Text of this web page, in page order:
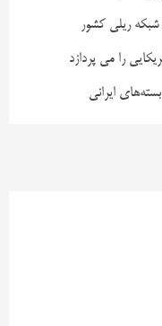
ریلی کشور
را می پردازد
ایرانی